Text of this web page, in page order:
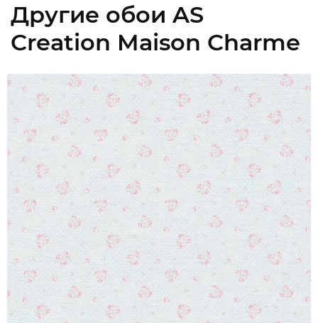
Другие обои AS
Creation Maison Charme